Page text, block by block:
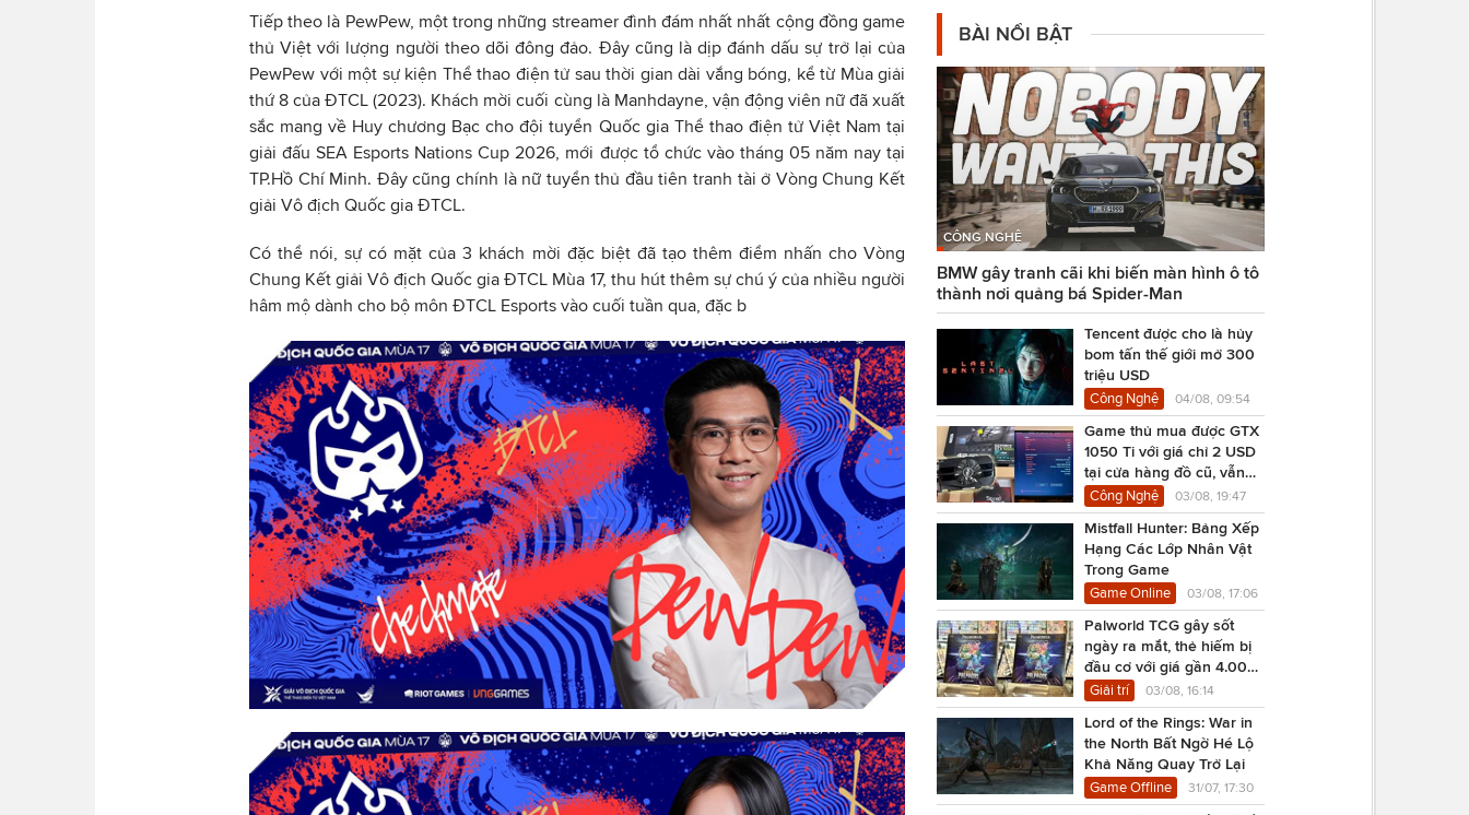
Tiếp theo là PewPew, một trong những streamer đình đám nhất nhất cộng đồng game
thủ Việt với lượng người theo dõi đông đảo. Đây cũng là dịp đánh dấu sự trở lại của
PewPew với một sự kiện Thể thao điện tử sau thời gian dài vắng bóng, kể từ Mùa giải
thứ 8 của ĐTCL (2023). Khách mời cuối cùng là Manhdayne, vận động viên nữ đã xuất
sắc mang về Huy chương Bạc cho đội tuyển Quốc gia Thể thao điện tử Việt Nam tại
giải đấu SEA Esports Nations Cup 2026, mới được tổ chức vào tháng 05 năm nay tại
TP.Hồ Chí Minh. Đây cũng chính là nữ tuyển thủ đầu tiên tranh tài ở Vòng Chung Kết
giải Vô địch Quốc gia ĐTCL.
Có thể nói, sự có mặt của 3 khách mời đặc biệt đã tạo thêm điểm nhấn cho Vòng
Chung Kết giải Vô địch Quốc gia ĐTCL Mùa 17, thu hút thêm sự chú ý của nhiều người
hâm mộ dành cho bộ môn ĐTCL Esports vào cuối tuần qua, đặc b
BÀI NỔI BẬT
CÔNG NGHỆ
BMW gây tranh cãi khi biến màn hình ô tô
thành nơi quảng bá Spider-Man
Tencent được cho là hủy
bom tấn thế giới mở 300
triệu USD
Công Nghệ 04/08, 09:54
Game thủ mua được GTX
1050 Ti với giá chỉ 2 USD
tại cửa hàng đồ cũ, vẫn
chạy Cyberpunk 2077
Công Nghệ 03/08, 19:47
Mistfall Hunter: Bảng Xếp
Hạng Các Lớp Nhân Vật
Trong Game
Game Online 03/08, 17:06
Palworld TCG gây sốt
ngày ra mắt, thẻ hiếm bị
đầu cơ với giá gần 4.000
USD
Giải trí 03/08, 16:14
Lord of the Rings: War in
the North Bất Ngờ Hé Lộ
Khả Năng Quay Trở Lại
Game Offline 31/07, 17:30